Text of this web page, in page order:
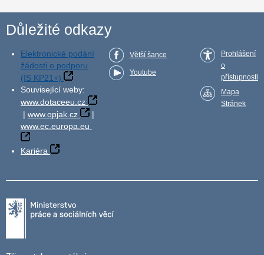
Důležité odkazy
Elektronické podání
žádosti o podporu
(IS KP21+)
Související weby:
www.dotaceeu.cz
| www.opjak.cz
|
www.ec.europa.eu
Kariéra
Větší šance
Youtube
Prohlášení
o
přístupnosti
Mapa
Stránek